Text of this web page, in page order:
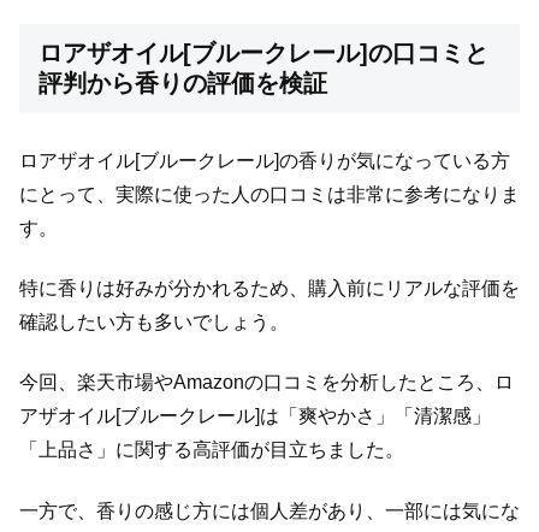
ロアザオイル[ブルークレール]の口コミと
評判から香りの評価を検証
ロアザオイル[ブルークレール]の香りが気になっている方
にとって、実際に使った人の口コミは非常に参考になりま
す。
特に香りは好みが分かれるため、購入前にリアルな評価を
確認したい方も多いでしょう。
今回、楽天市場やAmazonの口コミを分析したところ、ロ
アザオイル[ブルークレール]は「爽やかさ」「清潔感」
「上品さ」に関する高評価が目立ちました。
一方で、香りの感じ方には個人差があり、一部には気にな